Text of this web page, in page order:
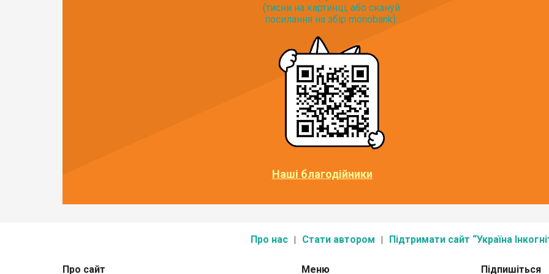
(тисни на картинці, або скануй
посилання на збір monobank):
Наші благодійники
Про нас Стати автором Підтримати сайт “Україна
Про сайт Меню Підпишіться